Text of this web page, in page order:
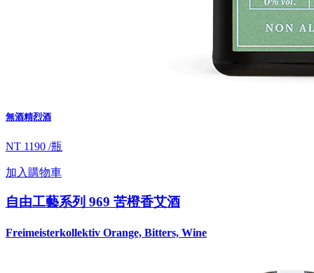
無酒精烈酒
NT 1190 /瓶
加入購物車
自由工藝系列 969 苦橙香艾酒
Freimeisterkollektiv Orange, Bitters, Wine